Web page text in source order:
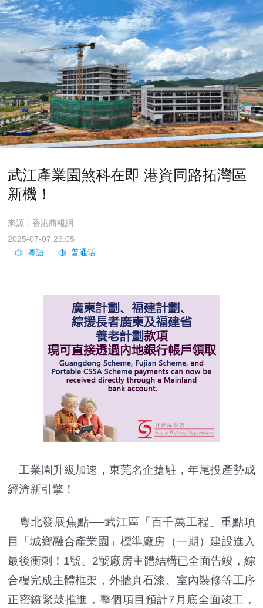
武江產業園煞科在即 港資同路拓灣區
新機！
來源：香港商報網
2025-07-07 23:05
工業園升級加速，東莞名企搶駐，年尾投產勢成
經濟新引擎！
粵北發展焦點──武江區「百千萬工程」重點項
目「城鄉融合產業園」標準廠房（一期）建設進入
最後衝刺！1號、2號廠房主體結構已全面告竣，綜
合樓完成主體框架，外牆真石漆、室內裝修等工序
正密鑼緊鼓推進，整個項目預計7月底全面竣工，